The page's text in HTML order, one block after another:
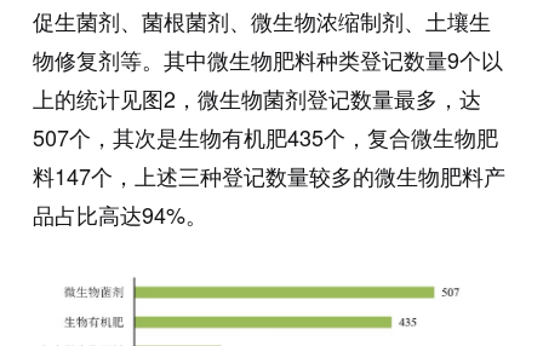
促生菌剂、菌根菌剂、微生物浓缩制剂、土壤生
物修复剂等。其中微生物肥料种类登记数量9个以
上的统计见图2，微生物菌剂登记数量最多，达
507个，其次是生物有机肥435个，复合微生物肥
料147个，上述三种登记数量较多的微生物肥料产
品占比高达94%。